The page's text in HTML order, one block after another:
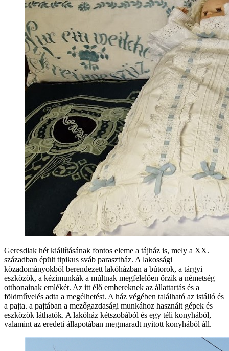
Geresdlak hét kiállításának fontos eleme a tájház is, mely a XX.
században épült tipikus sváb parasztház. A lakossági
közadományokból berendezett lakóházban a bútorok, a tárgyi
eszközök, a kézimunkák a múltnak megfelelően őrzik a németség
otthonainak emlékét. Az itt élő embereknek az állattartás és a
földművelés adta a megélhetést. A ház végében található az istálló és
a pajta. a pajtában a mezőgazdasági munkához használt gépek és
eszközök láthatók. A lakóház kétszobából és egy téli konyhából,
valamint az eredeti állapotában megmaradt nyitott konyhából áll.